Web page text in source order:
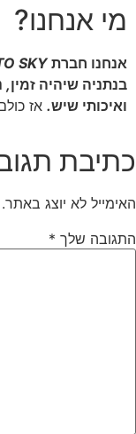
מי אנחנו?
אנחנו חברתPHOTO SKY
בנתניה שיהיה זמין,
ואיכותי שיש. אז
כתיבת
האימייל לא יוצג באתר.
התגובה שלך *